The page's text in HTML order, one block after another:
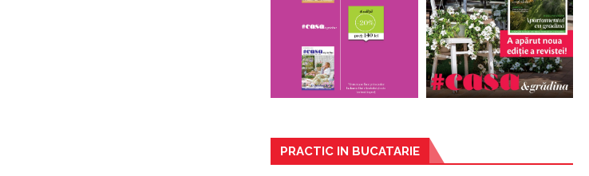
PRACTIC IN BUCATARIE